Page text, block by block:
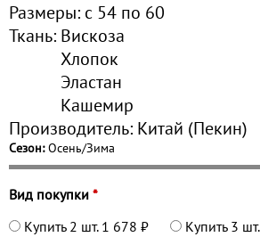
Размеры: с 54 по 60
Ткань: Вискоза
Хлопок
Эластан
Кашемир
Производитель: Китай (Пекин)
Сезон:Осень/Зима
Вид покупки *
Купить 2 шт. 1 678 ₽ Купить 3 шт.